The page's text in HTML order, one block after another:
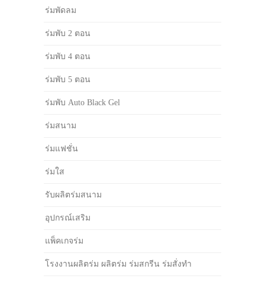
ร่มพัดลม
ร่มพับ 2 ตอน
ร่มพับ 4 ตอน
ร่มพับ 5 ตอน
ร่มพับ Auto Black Gel
ร่มสนาม
ร่มแฟชั่น
ร่มใส
รับผลิตร่มสนาม
อุปกรณ์เสริม
แพ็คเกจร่ม
โรงงานผลิตร่ม ผลิตร่ม ร่มสกรีน ร่มสั่งทำ